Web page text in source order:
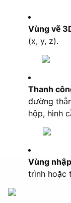
Vùng vẽ
(x, y, z).
Thanh
đường
hộp, hình
Vùng
trình hoặc